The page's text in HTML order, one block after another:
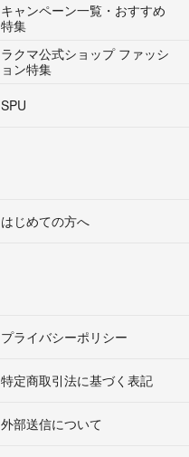
キャンペーン一覧・おすすめ
特集
ラクマ公式ショップ ファッシ
ョン特集
SPU
はじめての方へ
プライバシーポリシー
特定商取引法に基づく表記
外部送信について